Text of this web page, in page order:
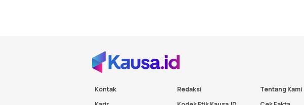
Kontak Redaksi
Tentang Kami